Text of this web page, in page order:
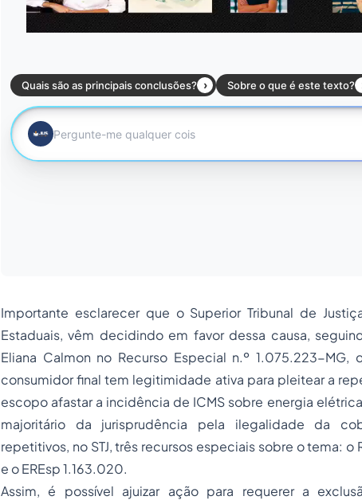
Importante esclarecer que o Superior Tribunal de
Estaduais, vêm decidindo em favor dessa causa,
Eliana Calmon no Recurso Especial n.º 1.075.223-
consumidor final tem legitimidade ativa para pleitear a
escopo afastar a incidência de ICMS sobre energia
majoritário da jurisprudência pela ilegalidade da
repetitivos, no STJ, três recursos especiais sobre o tema: o
e o EREsp 1.163.020.
Assim, é possível ajuizar ação para requerer a